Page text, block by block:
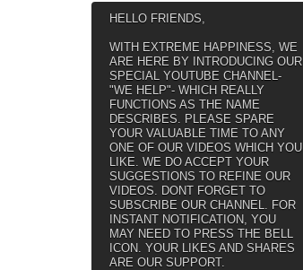
HELLO FRIENDS,
WITH EXTREME HAPPINESS, WE
ARE HERE BY INTRODUCING OUR
SPECIAL YOUTUBE CHANNEL-
"WE HELP"- WHICH REALLY
FUNCTIONS AS THE NAME
DESCRIBES. PLEASE SPARE
YOUR VALUABLE TIME TO ANY
ONE OF OUR VIDEOS WHICH YOU
LIKE. WE DO ACCEPT YOUR
SUGGESTIONS TO REFINE OUR
VIDEOS. DONT FORGET TO
SUBSCRIBE OUR CHANNEL. FOR
INSTANT NOTIFICATION, YOU
MAY NEED TO PRESS THE BELL
ICON. YOUR LIKES AND SHARES
ARE OUR SUPPORT.